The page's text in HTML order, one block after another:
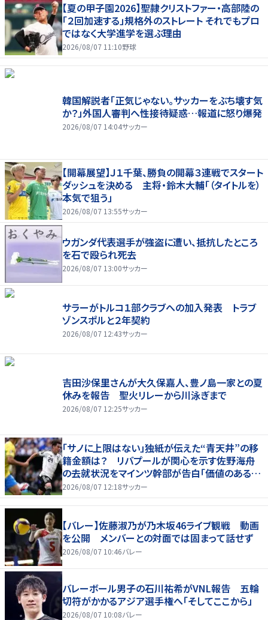
【夏の甲子園2026】聖隷クリストファー・高部陸の
「２回加速する」規格外のストレート それでもプロ
ではなく大学進学を選ぶ理由
2026/08/07 11:10野球
韓国解説者「正気じゃない。サッカーをぶち壊す気
か？」外国人審判へ性接待疑惑…報道に怒り爆発
2026/08/07 14:04サッカー
【開幕展望】Ｊ１千葉、勝負の開幕３連戦でスタート
ダッシュを決める 主将・鈴木大輔「（タイトルを）
本気で狙う」
2026/08/07 13:55サッカー
ウガンダ代表選手が強盗に遭い、抵抗したところ
を石で殴られ死去
2026/08/07 13:00サッカー
サラーがトルコ１部クラブへの加入発表 トラブ
ゾンスポルと２年契約
2026/08/07 12:43サッカー
吉田沙保里さんが大久保嘉人、豊ノ島一家との夏
休みを報告 聖火リレーから川泳ぎまで
2026/08/07 12:25サッカー
「サノに上限はない」独紙が伝えた“青天井”の移
籍金額は？ リバプールが関心を示す佐野海舟
の去就状況をマインツ幹部が告白「価値のあるも
のになる」
2026/08/07 12:18サッカー
【バレー】佐藤淑乃が乃木坂46ライブ観戦 動画
を公開 メンバーとの対面では固まって話せず
2026/08/07 10:46バレー
バレーボール男子の石川祐希がVNL報告 五輪
切符がかかるアジア選手権へ「そしてここから」
2026/08/07 10:08バレー